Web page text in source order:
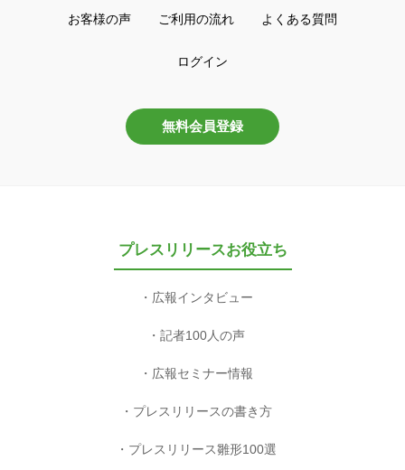
お客様の声 ご利用の流れ よくある質問
ログイン
無料会員登録
プレスリリースお役立ち
広報インタビュー
記者100人の声
広報セミナー情報
プレスリリースの書き方
プレスリリース雛形100選